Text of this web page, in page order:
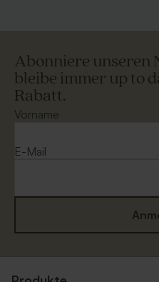
Umschlag in Ecru
spitzer Klappe
Abonniere unseren
bleibe immer up to
Rabatt.
Vorname
E-Mail